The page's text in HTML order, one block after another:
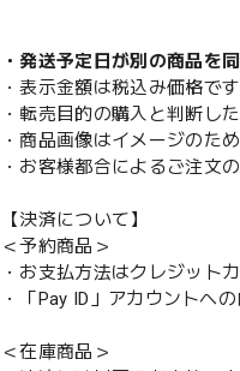
・発送予定日が別の商品を
・表示金額は税込み価格です
・転売目的の購入と判断し
・商品画像はイメージのた
・お客様都合によるご注文
【決済について】
＜予約商品＞
・お支払方法はクレジット
・「Pay ID」アカウントへ
＜在庫商品＞